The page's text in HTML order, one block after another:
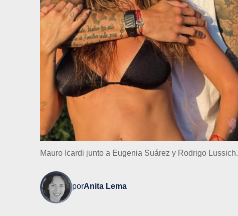
Mauro Icardi junto a Eugenia Suárez y Rodrigo Lussich.
porAnita Lema